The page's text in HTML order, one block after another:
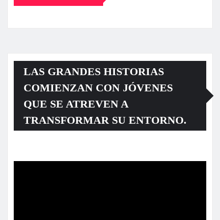
LAS GRANDES HISTORIAS
COMIENZAN CON JÓVENES
QUE SE ATREVEN A
TRANSFORMAR SU ENTORNO.